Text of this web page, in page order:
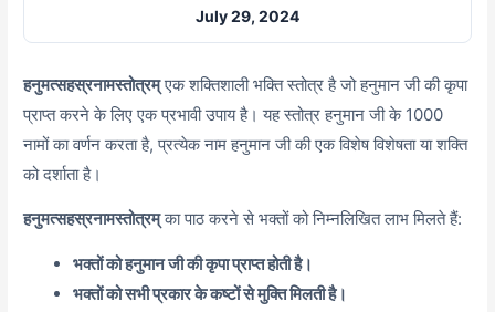
July 29, 2024
हनुमत्सहस्रनामस्तोत्रम्एक शक्तिशाली भक्ति स्तोत्र है जो हनुमान जी की कृपा
प्राप्त करने के लिए एक प्रभावी उपाय है। यह स्तोत्र हनुमान जी के 1000
नामों का वर्णन करता है, प्रत्येक नाम हनुमान जी की एक विशेष विशेषता या शक्ति
को दर्शाता है।
हनुमत्सहस्रनामस्तोत्रम्का पाठ करने से भक्तों को निम्नलिखित लाभ मिलते हैं:
भक्तों को हनुमान जी की कृपा प्राप्त होती है।
भक्तों को सभी प्रकार के कष्टों से मुक्ति मिलती है।